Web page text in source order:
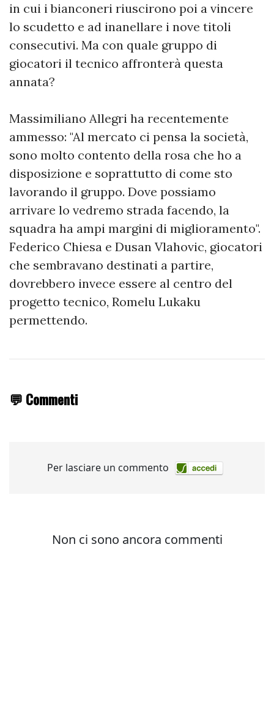
in cui i bianconeri riuscirono poi a vincere
lo scudetto e ad inanellare i nove titoli
consecutivi. Ma con quale gruppo di
giocatori il tecnico affronterà questa
annata?
Massimiliano Allegri ha recentemente
ammesso: "Al mercato ci pensa la società,
sono molto contento della rosa che ho a
disposizione e soprattutto di come sto
lavorando il gruppo. Dove possiamo
arrivare lo vedremo strada facendo, la
squadra ha ampi margini di miglioramento".
Federico Chiesa e Dusan Vlahovic, giocatori
che sembravano destinati a partire,
dovrebbero invece essere al centro del
progetto tecnico, Romelu Lukaku
permettendo.
💬 Commenti